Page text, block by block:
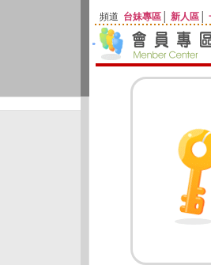
頻道 台妹專區 新人區